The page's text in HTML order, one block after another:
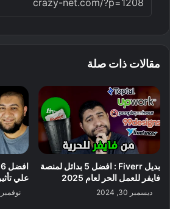
مقالات ذات صلة
بديل Fiverr : افضل 5 بدائل لمنصة
فايفر للعمل الحر لعام 2025
ديسمبر 30, 2024
علي
نوفمبر 7, 2024